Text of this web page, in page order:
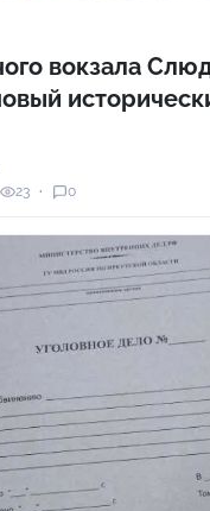
вокзала
23 0